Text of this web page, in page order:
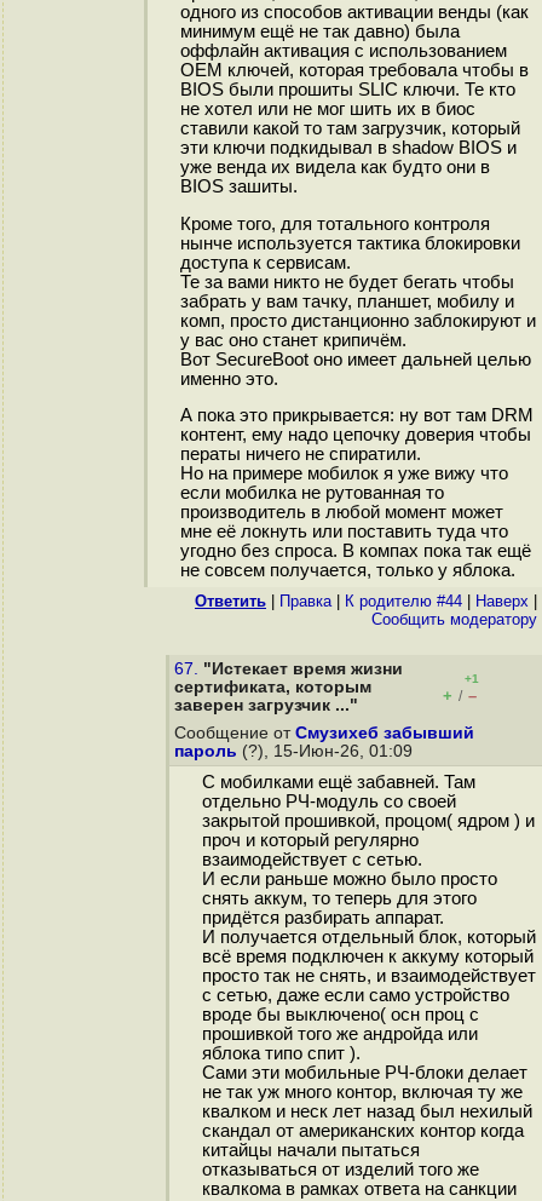
одного из способов активации венды (как
минимум ещё не так давно) была
оффлайн активация с использованием
OEM ключей, которая требовала чтобы в
BIOS были прошиты SLIC ключи. Те кто
не хотел или не мог шить их в биос
ставили какой то там загрузчик, который
эти ключи подкидывал в shadow BIOS и
уже венда их видела как будто они в
BIOS зашиты.
Кроме того, для тотального контроля
нынче используется тактика блокировки
доступа к сервисам.
Те за вами никто не будет бегать чтобы
забрать у вам тачку, планшет, мобилу и
комп, просто дистанционно заблокируют и
у вас оно станет крипичём.
Вот SecureBoot оно имеет дальней целью
именно это.
А пока это прикрывается: ну вот там DRM
контент, ему надо цепочку доверия чтобы
ператы ничего не спиратили.
Но на примере мобилок я уже вижу что
если мобилка не рутованная то
производитель в любой момент может
мне её локнуть или поставить туда что
угодно без спроса. В компах пока так ещё
не совсем получается, только у яблока.
Ответить Правка| К родителю #44 Наверх
Cообщить модератору
67. "Истекает время жизни
сертификата, которым
заверен загрузчик ..."
+1
+ / –
Сообщение от Смузихеб забывший
пароль (?), 15-Июн-26, 01:09
С мобилками ещё забавней. Там
отдельно РЧ-модуль со своей
закрытой прошивкой, процом( ядром ) и
проч и который регулярно
взаимодействует с сетью.
И если раньше можно было просто
снять аккум, то теперь для этого
придётся разбирать аппарат.
И получается отдельный блок, который
всё время подключен к аккуму который
просто так не снять, и взаимодействует
с сетью, даже если само устройство
вроде бы выключено( осн проц с
прошивкой того же андройда или
яблока типо спит ).
Сами эти мобильные РЧ-блоки делает
не так уж много контор, включая ту же
квалком и неск лет назад был нехилый
скандал от американских контор когда
китайцы начали пытаться
отказываться от изделий того же
квалкома в рамках ответа на санкции